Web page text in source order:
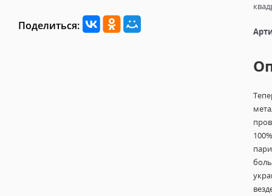
Поделиться: